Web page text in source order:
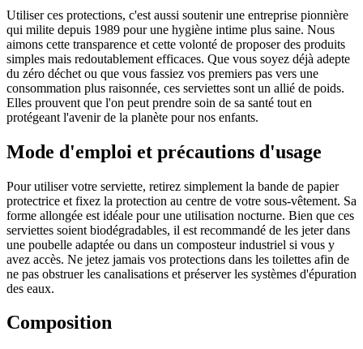
Utiliser ces protections, c'est aussi soutenir une entreprise pionnière
qui milite depuis 1989 pour une hygiène intime plus saine. Nous
aimons cette transparence et cette volonté de proposer des produits
simples mais redoutablement efficaces. Que vous soyez déjà adepte
du zéro déchet ou que vous fassiez vos premiers pas vers une
consommation plus raisonnée, ces serviettes sont un allié de poids.
Elles prouvent que l'on peut prendre soin de sa santé tout en
protégeant l'avenir de la planète pour nos enfants.
Mode d'emploi et précautions d'usage
Pour utiliser votre serviette, retirez simplement la bande de papier
protectrice et fixez la protection au centre de votre sous-vêtement. Sa
forme allongée est idéale pour une utilisation nocturne. Bien que ces
serviettes soient biodégradables, il est recommandé de les jeter dans
une poubelle adaptée ou dans un composteur industriel si vous y
avez accès. Ne jetez jamais vos protections dans les toilettes afin de
ne pas obstruer les canalisations et préserver les systèmes d'épuration
des eaux.
Composition